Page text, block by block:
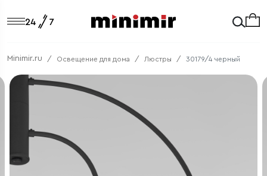
Minimir.ru Освещение для дома Люстры 30179/4 черный